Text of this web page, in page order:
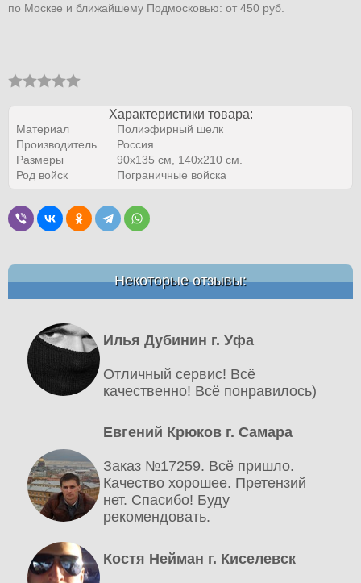
по Москве и ближайшему Подмосковью: от 450 руб.
Характеристики товара:
Материал
Полиэфирный шелк
Производитель
Россия
Размеры
90х135 см, 140х210 см.
Род войск
Пограничные войска
Некоторые отзывы:
Илья Дубинин г. Уфа
Отличный сервис! Всё
качественно! Всё понравилось)
Евгений Крюков г. Самара
Заказ №17259. Всё пришло.
Качество хорошее. Претензий
нет. Спасибо! Буду
рекомендовать.
Костя Нейман г. Киселевск